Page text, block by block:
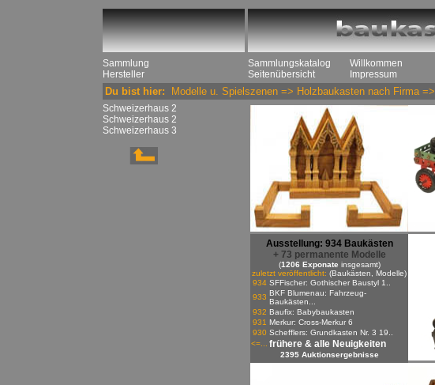
Sammlung
Hersteller
Sammlungskatalog
Seitenübersicht
Willkommen
Impressum
Du bist hier: Modelle u. Spielszenen => Holzbaukasten nach Firma =>
Schweizerhaus 2
Schweizerhaus 2
Schweizerhaus 3
Ausstellung: 934 Baukästen
+ 73 permanente Modelle
(1206 Exponate insgesamt)
zuletzt veröffentlicht: (Baukästen, Modelle)
934 SFFischer: Gothischer Baustyl 1..
933 BKF Blumenau: Fahrzeug-
Baukästen...
932 Baufix: Babybaukasten
931 Merkur: Cross-Merkur 6
930 Schefflers: Grundkasten Nr. 3 19..
<=...
frühere & alle Neuigkeiten
2395 Auktionsergebnisse